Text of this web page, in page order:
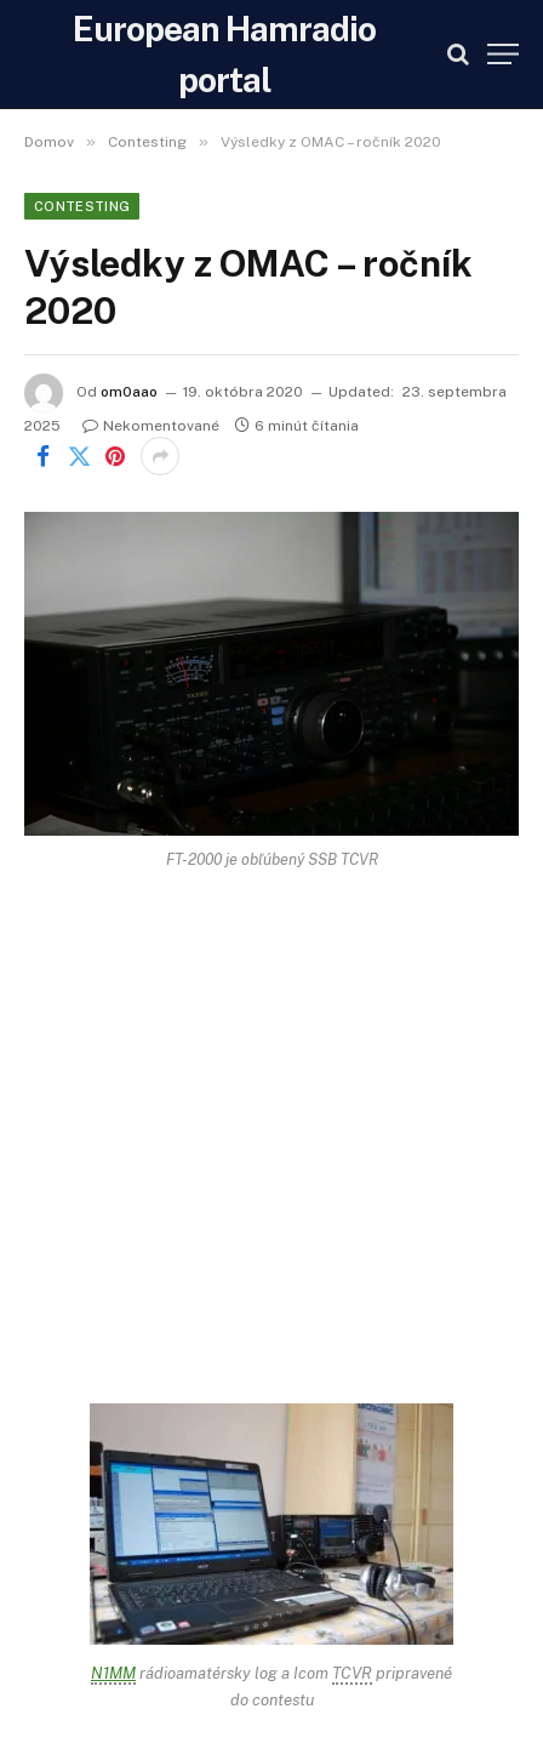
European Hamradio
portal
Domov » Contesting » Výsledky z OMAC – ročník 2020
CONTESTING
Výsledky z OMAC – ročník
2020
Od om0aao 19. októbra 2020 Updated: 23. septembra
2025
Nekomentované 6 minút čítania
FT-2000 je obľúbený SSB TCVR
N1MMrádioamatérsky log a Icom TCVRpripravené
do contestu